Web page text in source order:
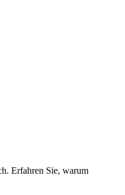
Erfahren Sie, warum